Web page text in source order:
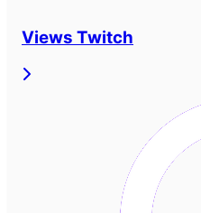
Views Twitch